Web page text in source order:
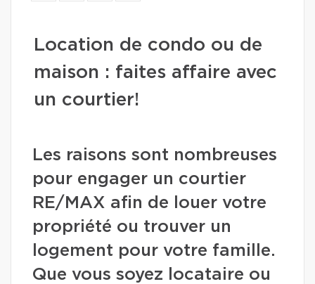
Location de condo ou de
maison : faites affaire avec
un courtier!
Les raisons sont nombreuses
pour engager un courtier
RE/MAX afin de louer votre
propriété ou trouver un
logement pour votre famille.
Que vous soyez locataire ou